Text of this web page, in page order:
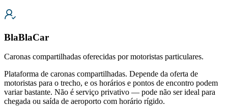
BlaBlaCar
Caronas compartilhadas oferecidas por motoristas particulares.
Plataforma de caronas compartilhadas. Depende da oferta de
motoristas para o trecho, e os horários e pontos de encontro podem
variar bastante. Não é serviço privativo — pode não ser ideal para
chegada ou saída de aeroporto com horário rígido.